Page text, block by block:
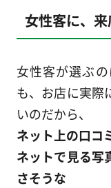
女性客に、
女性客が選ぶ
も、お店に実際
いのだから、
ネット上の口コ
ネットで見る写
さそうな